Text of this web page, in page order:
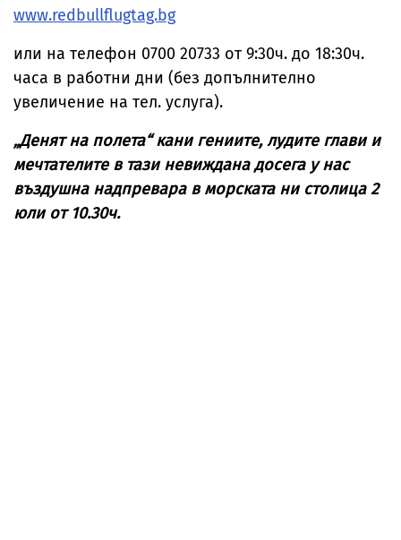
www.redbullflugtag.bg
или на телефон 0700 20733 от 9:30ч. до 18:30ч.
часа в работни дни (без допълнително
увеличение на тел. услуга).
„Денят на полета“ кани гениите, лудите глави и
мечтателите в тази невиждана досега у нас
въздушна надпревара в морската ни столица 2
юли от 10.30ч.